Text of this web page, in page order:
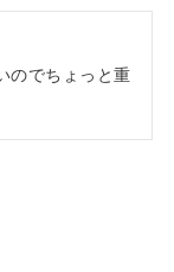
のでちょっと重